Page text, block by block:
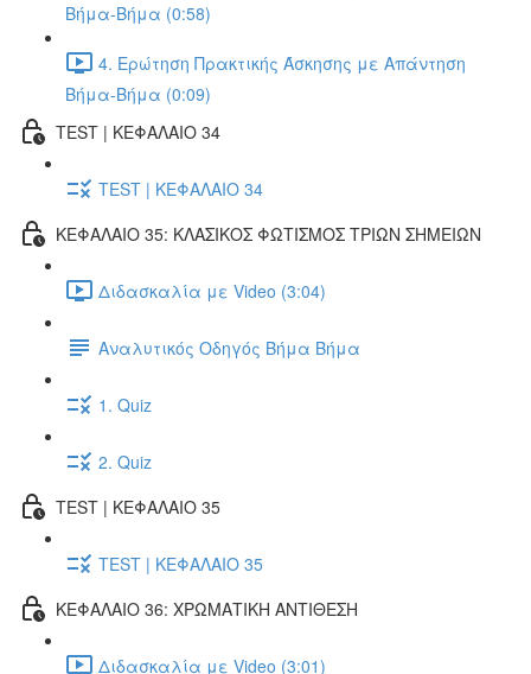
Βήμα-Βήμα (0:58)
4. Ερώτηση Πρακτικής Άσκησης με Απάντηση
Βήμα-Βήμα (0:09)
TEST | ΚΕΦΑΛΑΙΟ 34
TEST | ΚΕΦΑΛΑΙΟ 34
ΚΕΦΑΛΑΙΟ 35: ΚΛΑΣΙΚΟΣ ΦΩΤΙΣΜΟΣ ΤΡΙΩΝ ΣΗΜΕΙΩΝ
Διδασκαλία με Video (3:04)
Αναλυτικός Οδηγός Βήμα Βήμα
1. Quiz
2. Quiz
TEST | ΚΕΦΑΛΑΙΟ 35
TEST | ΚΕΦΑΛΑΙΟ 35
ΚΕΦΑΛΑΙΟ 36: ΧΡΩΜΑΤΙΚΗ ΑΝΤΙΘΕΣΗ
Διδασκαλία με Video (3:01)